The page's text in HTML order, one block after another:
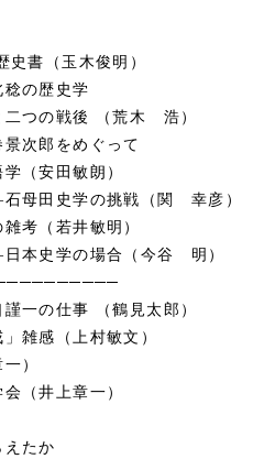
書（玉木俊明）
の歴史学
つの戦後 （荒木 浩）
次郎をめぐって
（安田敏朗）
田史学の挑戦（関 幸彦）
考（若井敏明）
史学の場合（今谷 明）
一の仕事 （鶴見太郎）
雑感（上村敏文）
）
（井上章一）
たか